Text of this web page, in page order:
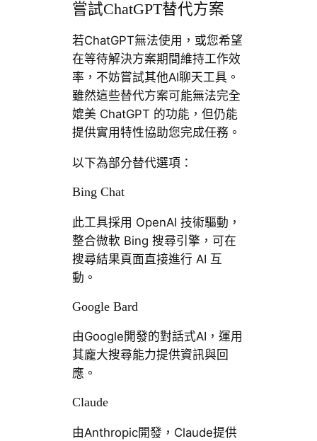
嘗試ChatGPT替代方案
若ChatGPT無法使用，或您希望
在等待解決方案期間維持工作效
率，不妨嘗試其他AI聊天工具。
雖然這些替代方案可能無法完全
媲美 ChatGPT 的功能，但仍能
提供實用特性協助您完成任務。
以下為部分替代選項：
Bing Chat
此工具採用 OpenAI 技術驅動，
整合微軟 Bing 搜尋引擎，可在
搜尋結果頁面直接進行 AI 互
動。
Google Bard
由Google開發的對話式AI，運用
其龐大搜尋能力提供資訊與回
應。
Claude
由Anthropic開發，Claude提供